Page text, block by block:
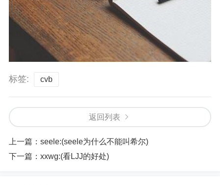
标签: cvb
返回列表
上一篇： seele:(seele为什么不能叫希尔)
下一篇： xxwg:(看LJJ的好处)